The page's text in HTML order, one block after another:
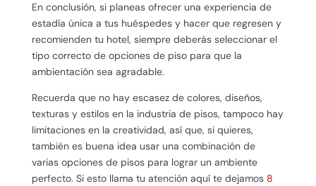
En conclusión, si planeas ofrecer una experiencia de
estadía única a tus huéspedes y hacer que regresen y
recomienden tu hotel, siempre deberás seleccionar el
tipo correcto de opciones de piso para que la
ambientación sea agradable.
Recuerda que no hay escasez de colores, diseños,
texturas y estilos en la industria de pisos, tampoco hay
limitaciones en la creatividad, así que, si quieres,
también es buena idea usar una combinación de
varias opciones de pisos para lograr un ambiente
perfecto. Si esto llama tu atención aquí te dejamos 8